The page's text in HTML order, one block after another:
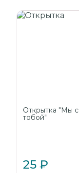
Открытка "Мы с
тобой"
25 ₽